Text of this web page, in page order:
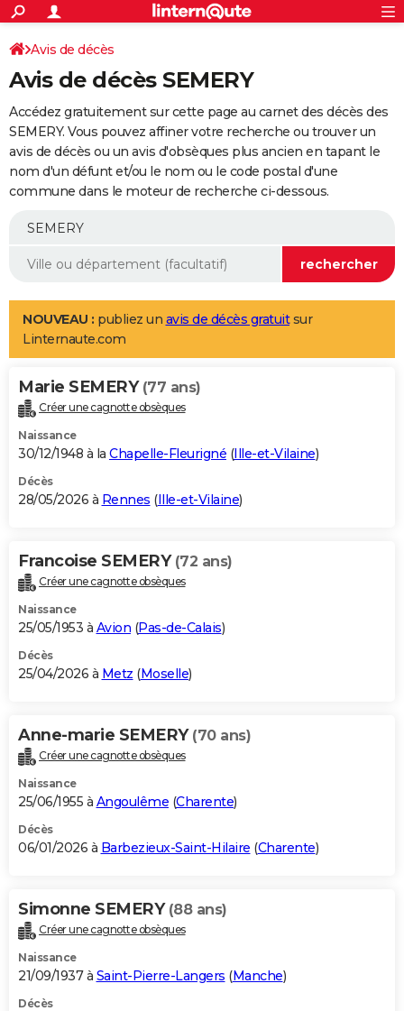
ACTUALITÉS
Politique
Société
Faits Divers
Education
Monde
Villes
+
SPORT
Coupe du monde 2026
Football
Tennis
Cyclisme
Rugby
Forum
Programme TV
TNT
Streaming
Cinéma
Sorties cinéma
Musique
+
FINANCE
Retraite
Epargne
Immobilier
Risques naturels par ville
Banque
Assurance
AUTO
Essais
Réserver un essai
Citadines
Berlines
SUV
Forum auto
+
Mobiles
Meilleur smartphone
Internet
Ordinateurs
Jeux vidéo
Guide high-tech
Aménagement intérieur
LIFESTYLE
Art de vivre
Bien-être
Loisirs
Mode
Modes de vie
Alimentation
Guide de la santé
Maladies
Médicaments
Sommeil
VOYAGE
Destinations
City break
Voyage nature
Voyage de noces
Forum
Climat
+PHOTO
GUIDES D'ACHAT
BONS PLANS
Carte de Noël
Carte Bonne année
Carte Saint-Valentin
Carte Pâques
Carte d'anniversaire
DICTIONNAIRE
Dictionnaire
Biographies
Citations
Expressions
Proverbes
PROGRAMME TV
S'inscrire
Se connecter
Lycées
Collèges
Primaires
Universités
Entreprises
Service militaire
Avis de recherche
AVIS DE DÉCÈS
Bricolage
Lifestyle
Culture
Sport
Auto
Television
Voyage
Cinema
Avis de décès
Avis de décès SEMERY
Accédez gratuitement sur cette page au carnet des décès des
SEMERY. Vous pouvez affiner votre recherche ou trouver un
avis de décès ou un avis d'obsèques plus ancien en tapant le
nom d'un défunt et/ou le nom ou le code postal d'une
commune dans le moteur de recherche ci-dessous.
NOUVEAU : publiez un avis de décès gratuitsur
Linternaute.com
Marie SEMERY (77 ans)
Créer une cagnotte obsèques
Naissance
30/12/1948 à la Chapelle-Fleurigné (Ille-et-Vilaine)
Décès
28/05/2026 à Rennes (Ille-et-Vilaine)
Francoise SEMERY (72 ans)
Créer une cagnotte obsèques
Naissance
25/05/1953 à Avion (Pas-de-Calais)
Décès
25/04/2026 à Metz (Moselle)
Anne-marie SEMERY (70 ans)
Créer une cagnotte obsèques
Naissance
25/06/1955 à Angoulême (Charente)
Décès
06/01/2026 à Barbezieux-Saint-Hilaire (Charente)
Simonne SEMERY (88 ans)
Créer une cagnotte obsèques
Naissance
21/09/1937 à Saint-Pierre-Langers (Manche)
Décès